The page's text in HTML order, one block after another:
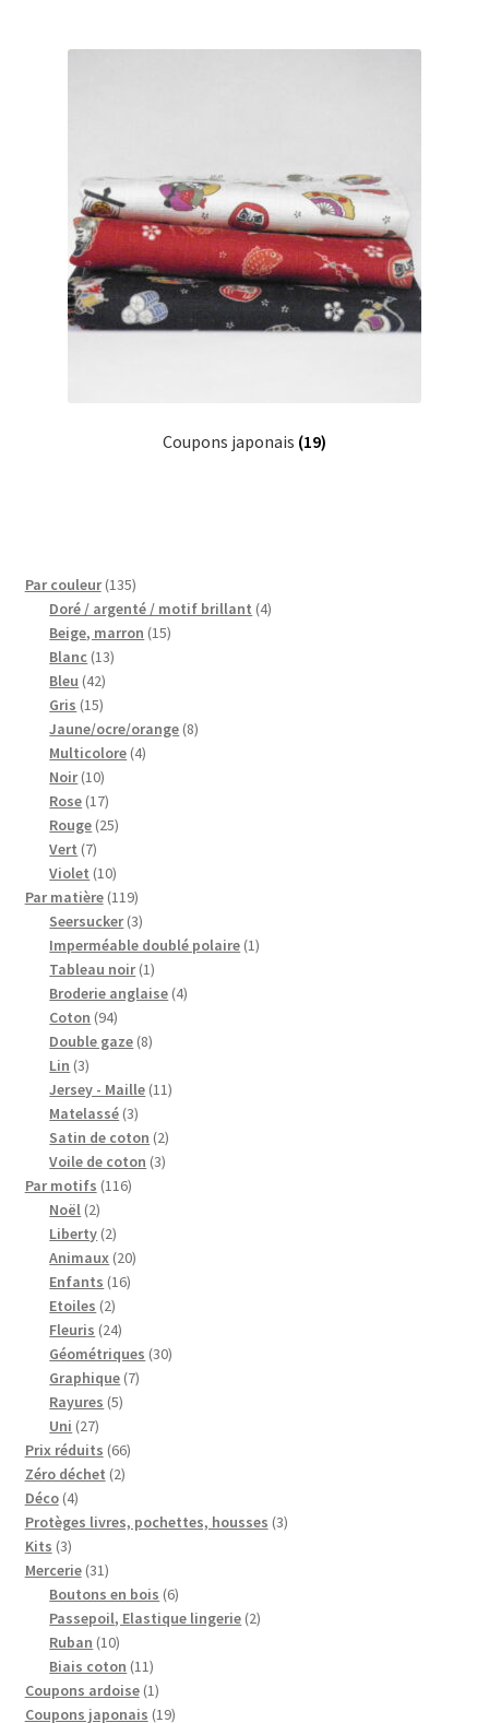
Coupons japonais (19)
Par couleur 135135
produits
Doré / argenté / motif brillant 44
Beige, marron 1515
Blanc 1313
Bleu 4242
produits
Gris 1515
produits
Jaune/ocre/orange 88
Multicolore 44
Noir 1010
produits
Rose 1717
produits
Rouge 2525
Vert 77
produits
Violet 1010
produits
Par matière 119119
produits
Seersucker 33
produits
Imperméable doublé polaire 11
Tableau noir 11
produit
Broderie anglaise 44
Coton 9494
produits
Double gaze 88
Lin 33
produits
Jersey - Maille 1111
Matelassé 33
produits
Satin de coton 22
produits
Voile de coton 33
Par motifs 116116
Noël 22
produits
Liberty 22
produits
Animaux 2020
Enfants 1616
Etoiles 22
produits
Fleuris 2424
produits
Géométriques 3030
Graphique 77
Rayures 55
Uni 2727
produits
Prix réduits 6666
Zéro déchet 22
Déco 44
produits
Protèges livres, pochettes, housses 33
Kits 33
produits
Mercerie 3131
produits
Boutons en bois 66
produits
Passepoil, Elastique lingerie 22
Ruban 1010
produits
Biais coton 1111
produits
Coupons ardoise 11
produit
Coupons japonais 1919